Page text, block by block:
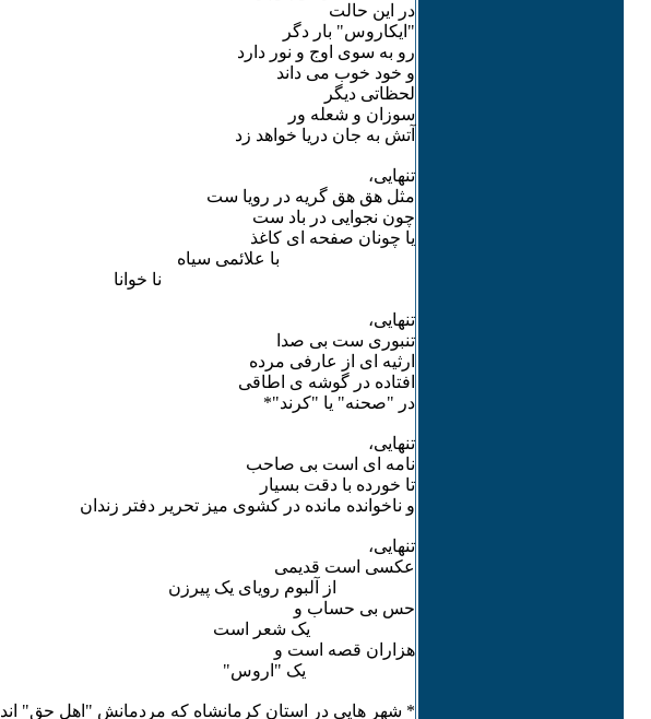
در این حالت
"ایکاروس" بار دگر
رو به سوی اوج و نور دارد
و خود خوب می داند
لحظاتی دیگر
سوزان و شعله ور
آتش به جان دریا خواهد زد
تنهایی،
مثل هق هق گریه در رویا ست
چون نجوایی در باد ست
یا چونان صفحه ای کاغذ
با علائمی سیاه
نا خوانا
تنهایی،
تنبوری ست بی صدا
ارثیه ای از عارفی مرده
افتاده در گوشه ی اطاقی
در "صحنه" یا "کرند"*
تنهایی،
نامه ای است بی صاحب
تا خورده با دقت بسیار
و ناخوانده مانده در کشوی میز تحریر دفتر زندان
تنهایی،
عکسی است قدیمی
از آلبوم رویای یک پیرزن
حس بی حساب و
یک شعر است
هزاران قصه است و
یک "اروس"
* شهر هایی در استان کرمانشاه که مردمانش "اهل حق" اند